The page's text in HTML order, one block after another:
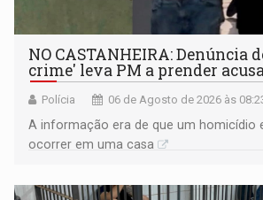
NO CASTANHEIRA: ​Denúncia
crime' leva PM a prender
Polícia 06 de Agosto de 2026 às
A informação era de que um homicídio
ocorrer em uma casa